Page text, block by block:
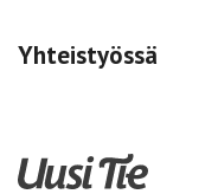
Yhteistyössä